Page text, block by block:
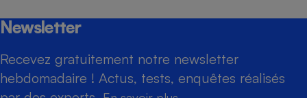
Newsletter
Recevez gratuitement notre newsletter
hebdomadaire ! Actus, tests, enquêtes réalisés